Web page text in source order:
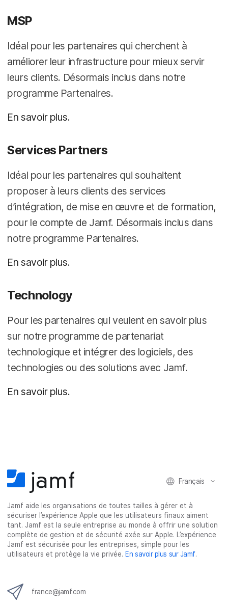
MSP
Idéal pour les partenaires qui cherchent à
améliorer leur infrastructure pour mieux servir
leurs clients. Désormais inclus dans notre
programme Partenaires.
En savoir plus.
Services Partners
Idéal pour les partenaires qui souhaitent
proposer à leurs clients des services
d’intégration, de mise en œuvre et de formation,
pour le compte de Jamf. Désormais inclus dans
notre programme Partenaires.
En savoir plus.
Technology
Pour les partenaires qui veulent en savoir plus
sur notre programme de partenariat
technologique et intégrer des logiciels, des
technologies ou des solutions avec Jamf.
En savoir plus.
Français
Jamf aide les organisations de toutes tailles à gérer et à
sécuriser l’expérience Apple que les utilisateurs finaux aiment
tant. Jamf est la seule entreprise au monde à offrir une solution
complète de gestion et de sécurité axée sur Apple. L’expérience
Jamf est sécurisée pour les entreprises, simple pour les
utilisateurs et protège la vie privée. En savoir plus sur Jamf.
france@jamf.com